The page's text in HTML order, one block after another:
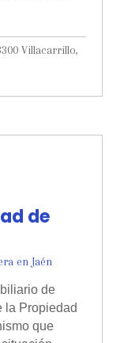
Villacarrillo,
de
en Jaén
de
la Propiedad
que